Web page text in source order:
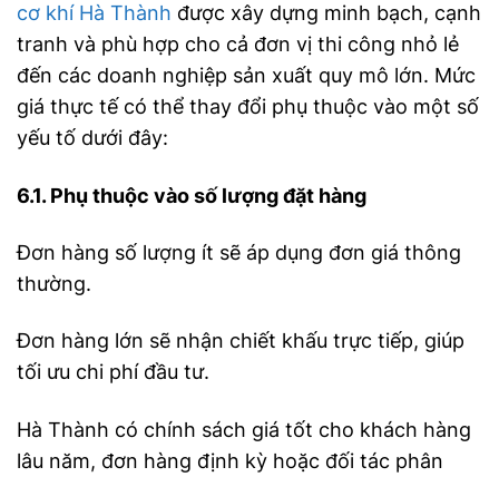
cơ khí Hà Thành được xây dựng minh bạch, cạnh
tranh và phù hợp cho cả đơn vị thi công nhỏ lẻ
đến các doanh nghiệp sản xuất quy mô lớn. Mức
giá thực tế có thể thay đổi phụ thuộc vào một số
yếu tố dưới đây:
6.1. Phụ thuộc vào số lượng đặt hàng
Đơn hàng số lượng ít sẽ áp dụng đơn giá thông
thường.
Đơn hàng lớn sẽ nhận chiết khấu trực tiếp, giúp
tối ưu chi phí đầu tư.
Hà Thành có chính sách giá tốt cho khách hàng
lâu năm, đơn hàng định kỳ hoặc đối tác phân